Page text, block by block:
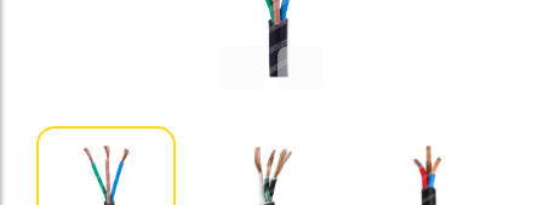
Кабели
изоляцией